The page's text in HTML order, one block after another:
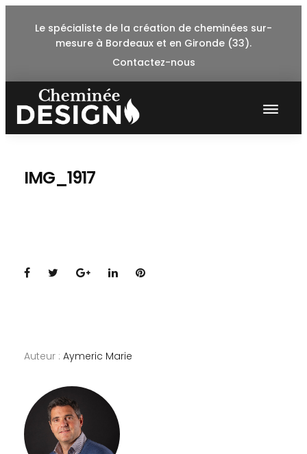
Le spécialiste de la création de cheminées sur-
mesure à Bordeaux et en Gironde (33).
Contactez-nous
IMG_1917
Facebook
TwitterGoogle+
LinkedInPinterest
Auteur : Aymeric Marie